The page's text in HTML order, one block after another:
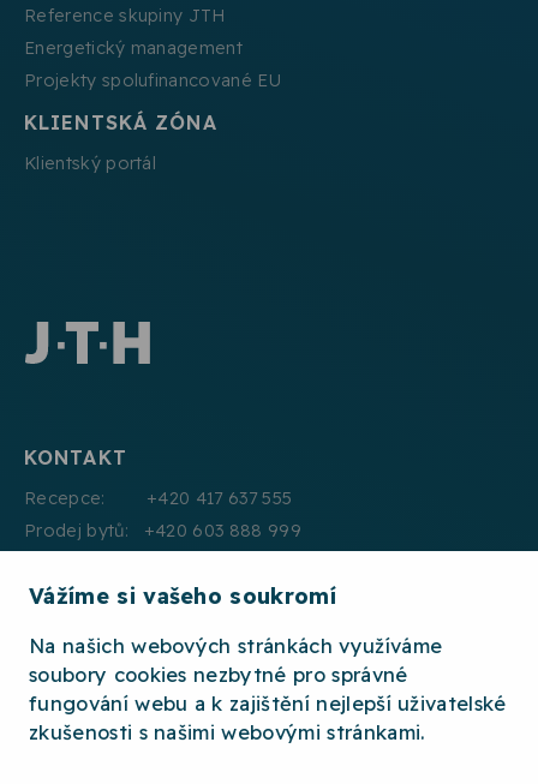
Vážíme si vašeho soukromí
Na našich webových stránkách využíváme
soubory cookies nezbytné pro správné
fungování webu a k zajištění nejlepší uživatelské
zkušenosti s našimi webovými stránkami.
Reference skupiny JTH
Energetický management
Projekty spolufinancované EU
KLIENTSKÁ ZÓNA
Klientský portál
KONTAKT
Recepce: +420 417 637 555
Prodej bytů: +420 603 888 999
E:mail: info@jth.cz
2026 © JTH